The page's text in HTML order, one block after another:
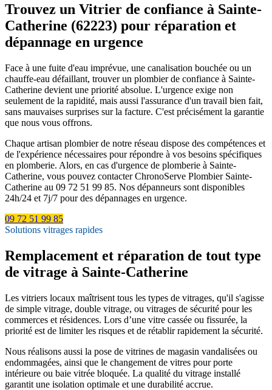
Trouvez un Vitrier de confiance à Sainte-
Catherine (62223) pour réparation et
dépannage en urgence
Face à une fuite d'eau imprévue, une canalisation bouchée ou un
chauffe-eau défaillant, trouver un plombier de confiance à Sainte-
Catherine devient une priorité absolue. L'urgence exige non
seulement de la rapidité, mais aussi l'assurance d'un travail bien fait,
sans mauvaises surprises sur la facture. C'est précisément la garantie
que nous vous offrons.
Chaque artisan plombier de notre réseau dispose des compétences et
de l'expérience nécessaires pour répondre à vos besoins spécifiques
en plomberie. Alors, en cas d'urgence de plomberie à Sainte-
Catherine, vous pouvez contacter ChronoServe Plombier Sainte-
Catherine au 09 72 51 99 85. Nos dépanneurs sont disponibles
24h/24 et 7j/7 pour des dépannages en urgence.
09 72 51 99 85
Solutions vitrages rapides
Remplacement et réparation de tout type
de vitrage à Sainte-Catherine
Les vitriers locaux maîtrisent tous les types de vitrages, qu'il s'agisse
de simple vitrage, double vitrage, ou vitrages de sécurité pour les
commerces et résidences. Lors d’une vitre cassée ou fissurée, la
priorité est de limiter les risques et de rétablir rapidement la sécurité.
Nous réalisons aussi la pose de vitrines de magasin vandalisées ou
endommagées, ainsi que le changement de vitres pour porte
intérieure ou baie vitrée bloquée. La qualité du vitrage installé
garantit une isolation optimale et une durabilité accrue.